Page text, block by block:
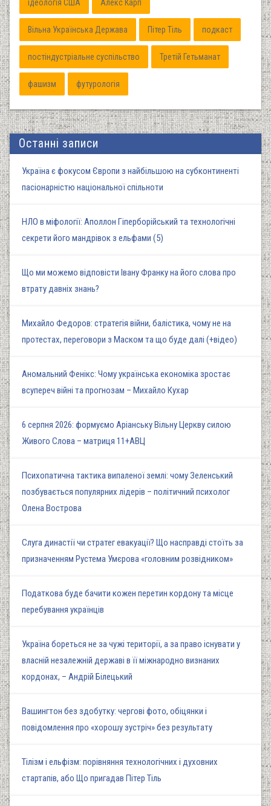
ідеологія США Алекс Карп
Вільна Українська Держава Пітер Тіль подкаст
постіндустріальне суспільство Третій Гетьманат
фашизм футурологія
Останні записи
Україна є фокусом Європи з найбільшою на субконтиненті
пасіонарністю національної спільноти
НЛО в міфології: Аполлон Гіперборійський та технологічні
секрети його мандрівок з ельфами (5)
Що ми можемо відповісти Івану Франку на його слова про
втрату давніх знань?
Михайло Федоров: стратегія війни, балістика, чому не на
протестах, переговори з Маском та що буде далі (+відео)
Аномальний Фенікс: Чому українська економіка зростає
всупереч війні та прогнозам – Михайло Кухар
6 серпня 2026: формуємо Аріанську Вільну Церкву силою
Живого Слова – матриця 11+АВЦ
Психопатична тактика випаленої землі: чому Зеленський
позбувається популярних лідерів – політичний психолог
Олена Вострова
Слуга династії чи стратег евакуації? Що насправді стоїть за
призначенням Рустема Умєрова «головним розвідником»
Податкова буде бачити кожен перетин кордону та місце
перебування українців
Україна бореться не за чужі території, а за право існувати у
власній незалежній державі в її міжнародно визнаних
кордонах, – Андрій Білецький
Вашингтон без здобутку: чергові фото, обіцянки і
повідомлення про «хорошу зустріч» без результату
Тілізм і ельфізм: порівняння технологічних і духовних
стартапів, або Що пригадав Пітер Тіль